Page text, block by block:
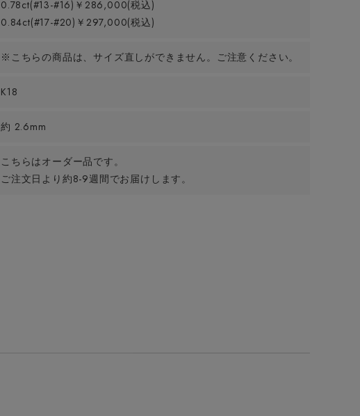
0.78ct(#13-#16)￥286,000(税込)
0.84ct(#17-#20)￥297,000(税込)
※こちらの商品は、サイズ直しができません。ご注意ください。
K18
約 2.6mm
こちらはオーダー品です。
ご注文日より約8-9週間でお届けします。